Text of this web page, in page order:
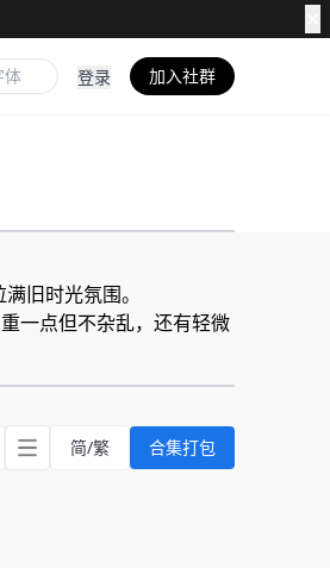
登录 加入社群
旧时光氛围。
一点但不杂乱，还有轻微
简/繁 合集打包